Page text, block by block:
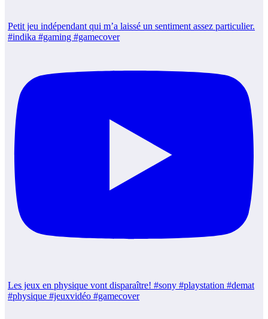
Petit jeu indépendant qui m’a laissé un sentiment assez particulier.
#indika #gaming #gamecover
Les jeux en physique vont disparaître! #sony #playstation #demat
#physique #jeuxvidéo #gamecover